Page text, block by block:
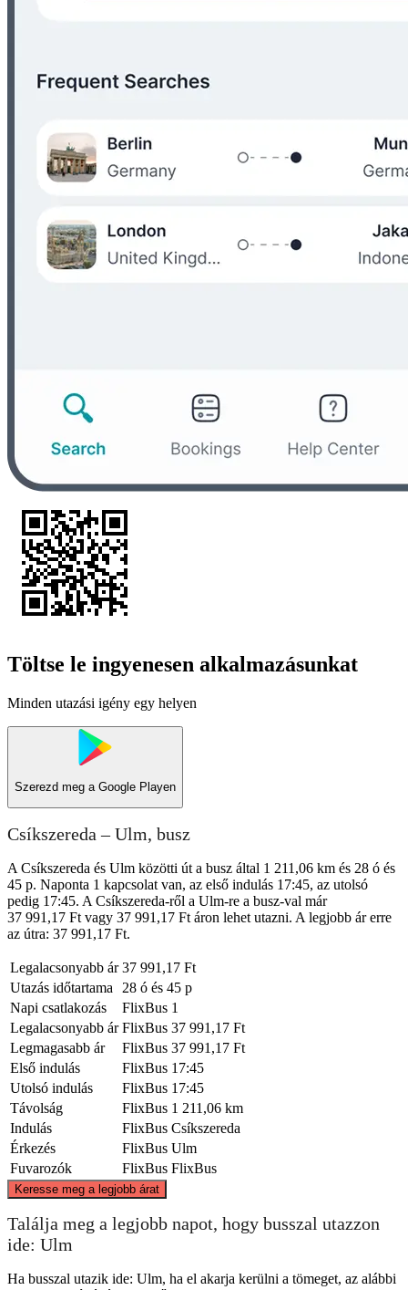
Töltse le ingyenesen alkalmazásunkat
Minden utazási igény egy helyen
Szerezd meg a Google Playen
Csíkszereda – Ulm, busz
A Csíkszereda és Ulm közötti út a busz által 1 211,06 km és 28 ó és
45 p. Naponta 1 kapcsolat van, az első indulás 17:45, az utolsó
pedig 17:45. A Csíkszereda-ről a Ulm-re a busz-val már
37 991,17 Ft vagy 37 991,17 Ft áron lehet utazni. A legjobb ár erre
az útra: 37 991,17 Ft.
Legalacsonyabb ár 37 991,17 Ft
Utazás időtartama
28 ó és 45 p
Napi csatlakozás
FlixBus 1
Legalacsonyabb ár FlixBus 37 991,17 Ft
Legmagasabb ár
FlixBus 37 991,17 Ft
Első indulás
FlixBus 17:45
Utolsó indulás
FlixBus 17:45
Távolság
FlixBus 1 211,06 km
Indulás
FlixBus Csíkszereda
Érkezés
FlixBus Ulm
Fuvarozók
FlixBus FlixBus
Keresse meg a legjobb árat
Baden-Württemberg
©
Találja meg a legjobb napot, hogy busszal utazzon
ide: Ulm
Ha busszal utazik ide: Ulm, ha el akarja kerülni a tömeget, az alábbi